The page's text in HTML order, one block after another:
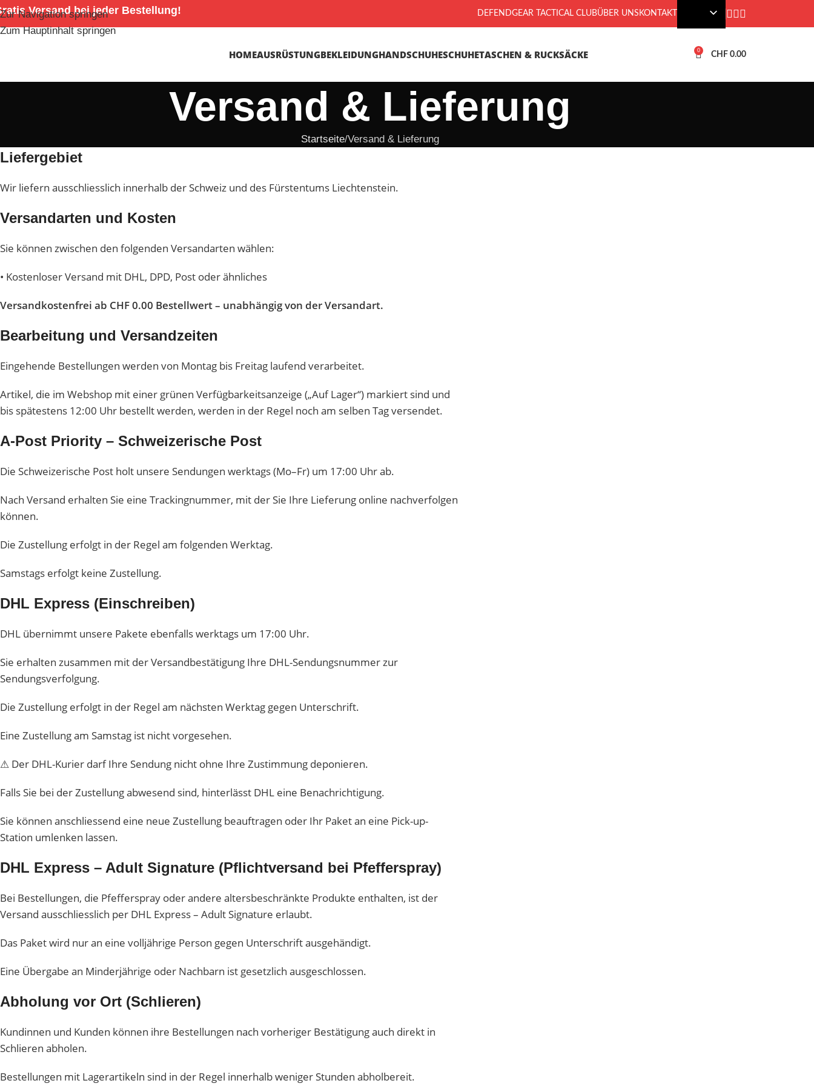
Zur Navigation springen
Zum Hauptinhalt springen
Versand bei jeder Bestellung! DEFENDGEAR TACTICAL CLUBÜBER UNS KONTAKT
HOMEAUSRÜSTUNGBEKLEIDUNGHANDSCHUHESCHUHETASCHEN & RUCKSÄCKE 0 CHF 0.00
Versand & Lieferung
Startseite Versand & Lieferung
Liefergebiet
Wir liefern ausschliesslich innerhalb der Schweiz und des Fürstentums Liechtenstein.
Versandarten und Kosten
Sie können zwischen den folgenden Versandarten wählen:
• Kostenloser Versand mit DHL, DPD, Post oder ähnliches
Versandkostenfrei ab CHF 0.00 Bestellwert – unabhängig von der Versandart.
Bearbeitung und Versandzeiten
Eingehende Bestellungen werden von Montag bis Freitag laufend verarbeitet.
Artikel, die im Webshop mit einer grünen Verfügbarkeitsanzeige („Auf Lager“) markiert sind und
bis spätestens 12:00 Uhr bestellt werden, werden in der Regel noch am selben Tag versendet.
A-Post Priority – Schweizerische Post
Die Schweizerische Post holt unsere Sendungen werktags (Mo–Fr) um 17:00 Uhr ab.
Nach Versand erhalten Sie eine Trackingnummer, mit der Sie Ihre Lieferung online nachverfolgen
können.
Die Zustellung erfolgt in der Regel am folgenden Werktag.
Samstags erfolgt keine Zustellung.
DHL Express (Einschreiben)
DHL übernimmt unsere Pakete ebenfalls werktags um 17:00 Uhr.
Sie erhalten zusammen mit der Versandbestätigung Ihre DHL-Sendungsnummer zur
Sendungsverfolgung.
Die Zustellung erfolgt in der Regel am nächsten Werktag gegen Unterschrift.
Eine Zustellung am Samstag ist nicht vorgesehen.
⚠ Der DHL-Kurier darf Ihre Sendung nicht ohne Ihre Zustimmung deponieren.
Falls Sie bei der Zustellung abwesend sind, hinterlässt DHL eine Benachrichtigung.
Sie können anschliessend eine neue Zustellung beauftragen oder Ihr Paket an eine Pick-up-
Station umlenken lassen.
DHL Express – Adult Signature (Pflichtversand bei Pfefferspray)
Bei Bestellungen, die Pfefferspray oder andere altersbeschränkte Produkte enthalten, ist der
Versand ausschliesslich per DHL Express – Adult Signature erlaubt.
Das Paket wird nur an eine volljährige Person gegen Unterschrift ausgehändigt.
Eine Übergabe an Minderjährige oder Nachbarn ist gesetzlich ausgeschlossen.
Abholung vor Ort (Schlieren)
Kundinnen und Kunden können ihre Bestellungen nach vorheriger Bestätigung auch direkt in
Schlieren abholen.
Bestellungen mit Lagerartikeln sind in der Regel innerhalb weniger Stunden abholbereit.